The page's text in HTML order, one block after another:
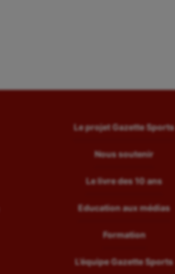
Le projet Gazette Sports
Nous soutenir
Le livre des 10 ans
Education aux médias
Formation
L’équipe Gazette Sports